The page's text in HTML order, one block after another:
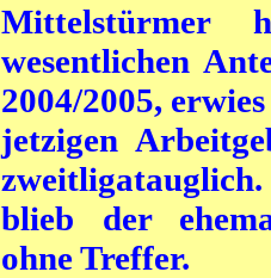
Mittelstürmer
wesentlichen
2004/2005,
jetzigen
blieb der
ohne Treffer.